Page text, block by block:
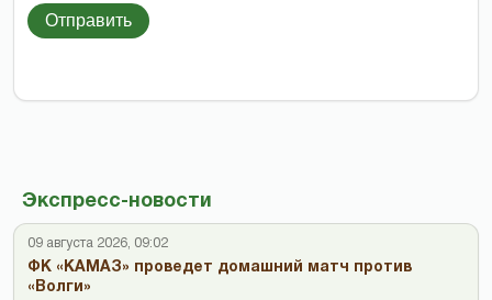
Экспресс-новости
09 августа 2026, 09:02
ФК «КАМАЗ» проведет домашний матч против
«Волги»
Отправить